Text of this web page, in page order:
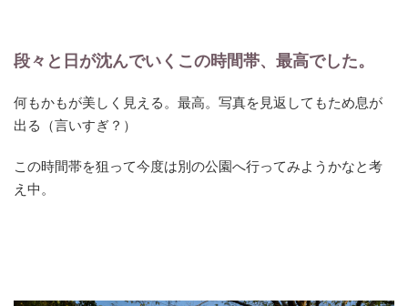
段々と日が沈んでいくこの時間帯、最高でした。
何もかもが美しく見える。最高。写真を見返してもため息が
出る（言いすぎ？）
この時間帯を狙って今度は別の公園へ行ってみようかなと考
え中。